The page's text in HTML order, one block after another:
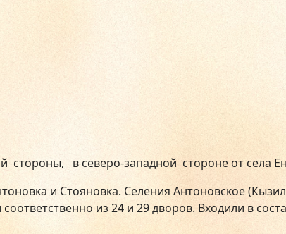
стороны, в северо-западной стороне от села
и Стояновка. Селения Антоновское
из 24 и 29 дворов. Входили в